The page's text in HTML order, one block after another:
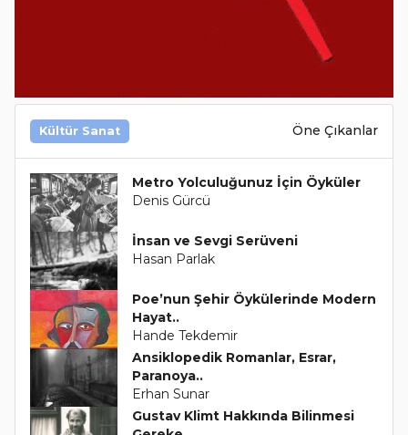
Kültür Sanat Öne Çıkanlar
Metro Yolculuğunuz İçin Öyküler
Denis Gürcü
İnsan ve Sevgi Serüveni
Hasan Parlak
Poe’nun Şehir Öykülerinde Modern
Hayat..
Hande Tekdemir
Ansiklopedik Romanlar, Esrar,
Paranoya..
Erhan Sunar
Gustav Klimt Hakkında Bilinmesi